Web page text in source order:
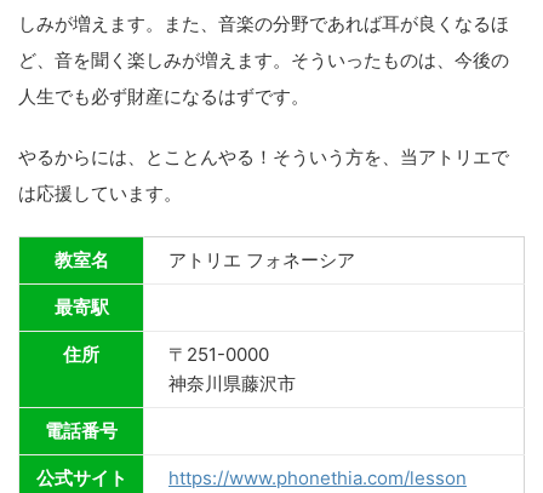
しみが増えます。また、音楽の分野であれば耳が良くなるほ
ど、音を聞く楽しみが増えます。そういったものは、今後の
人生でも必ず財産になるはずです。
やるからには、とことんやる！そういう方を、当アトリエで
は応援しています。
教室名 アトリエ フォネーシア
最寄駅
住所
〒251-0000
神奈川県藤沢市
電話番号
公式サイト https://www.phonethia.com/lesson